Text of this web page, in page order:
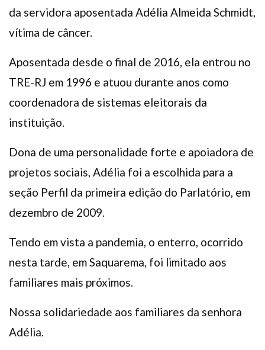
da servidora aposentada Adélia Almeida Schmidt,
vítima de câncer.
Aposentada desde o final de 2016, ela entrou no
TRE-RJ em 1996 e atuou durante anos como
coordenadora de sistemas eleitorais da
instituição.
Dona de uma personalidade forte e apoiadora de
projetos sociais, Adélia foi a escolhida para a
seção Perfil da primeira edição do Parlatório, em
dezembro de 2009.
Tendo em vista a pandemia, o enterro, ocorrido
nesta tarde, em Saquarema, foi limitado aos
familiares mais próximos.
Nossa solidariedade aos familiares da senhora
Adélia.